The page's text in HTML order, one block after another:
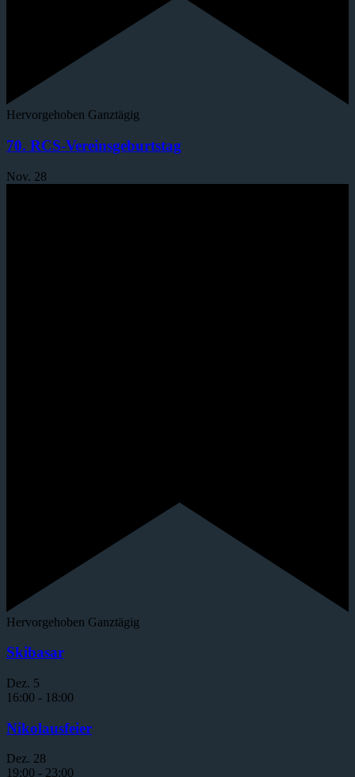
Hervorgehoben Ganztägig
70. RCS-Vereinsgeburtstag
Nov. 28
Hervorgehoben Ganztägig
Skibasar
Dez. 5
16:00 - 18:00
Nikolausfeier
Dez. 28
19:00 - 23:00